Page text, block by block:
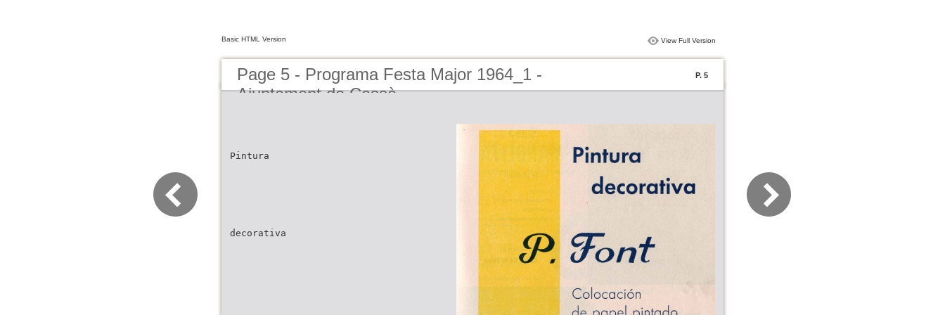
Basic HTML Version View Full Version
Page 5 - Programa Festa Major 1964_1 -
Ajuntament de Cassà
P. 5
Pintura
decorativa